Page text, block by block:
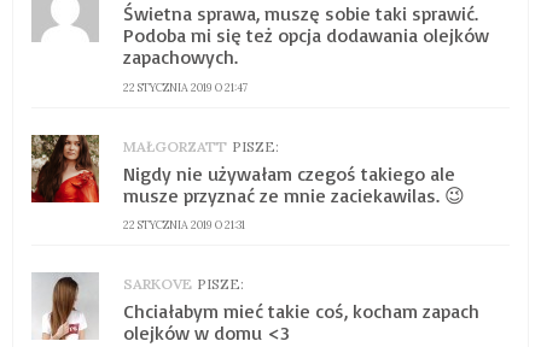
22 STYCZNIA 2019 O 21:47
Świetna sprawa, muszę sobie taki sprawić.
Podoba mi się też opcja dodawania olejków
zapachowych.
MAŁGORZATT PISZE:
22 STYCZNIA 2019 O 21:31
Nigdy nie używałam czegoś takiego ale
musze przyznać ze mnie zaciekawilas. 😉
SARKOVE PISZE:
Chciałabym mieć takie coś, kocham zapach
olejków w domu <3